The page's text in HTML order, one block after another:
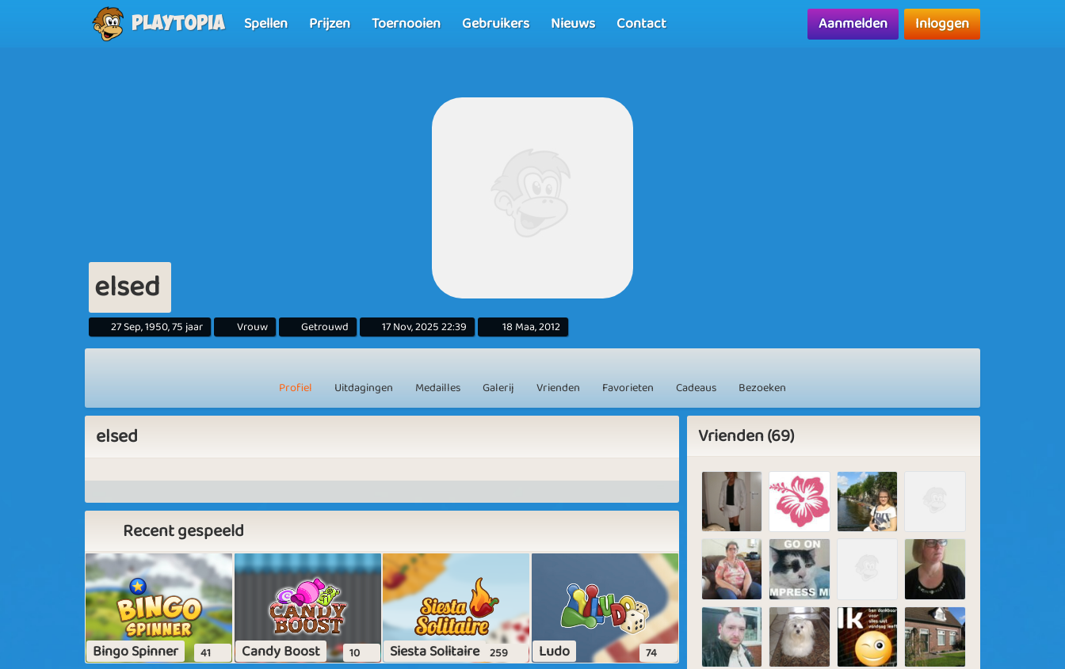
Playtopia Spellen Prijzen Toernooien Gebruikers Nieuws Contact Aanmelden Inloggen
elsed
27 Sep, 1950, 75 jaar Vrouw Getrouwd 17 Nov, 2025 22:39 18 Maa, 2012
Profiel Uitdagingen Medailles Galerij Vrienden Favorieten Cadeaus Bezoeken
elsed
Recent gespeeld
Bingo Spinner 41 Candy Boost 10 Siesta Solitaire 259 Ludo 74
Vrienden (69)